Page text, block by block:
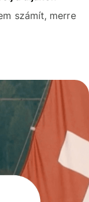
számít, merre